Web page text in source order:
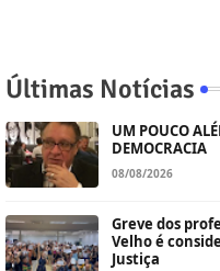
Últimas Notícias
UM POUCO
DEMOCRACIA
08/08/2026
Greve dos
Velho é
Justiça